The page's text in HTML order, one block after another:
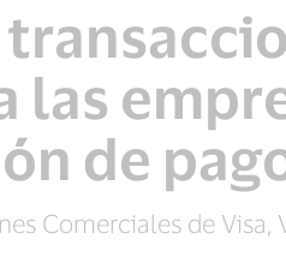
las
de
Comerciales de